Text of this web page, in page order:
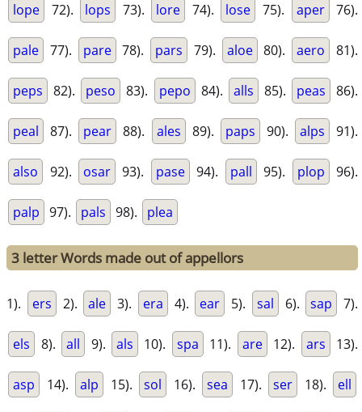
lope 72). lops 73). lore 74). lose 75). aper 76).
pale 77). pare 78). pars 79). aloe 80). aero 81).
peps 82). peso 83). pepo 84). alls 85). peas 86).
peal 87). pear 88). ales 89). paps 90). alps 91).
also 92). osar 93). pase 94). pall 95). plop 96).
palp 97). pals 98). plea
3 letter Words made out of appellors
1). ers 2). ale 3). era 4). ear 5). sal 6). sap 7).
els 8). all 9). als 10). spa 11). are 12). ars 13).
asp 14). alp 15). sol 16). sea 17). ser 18). ell